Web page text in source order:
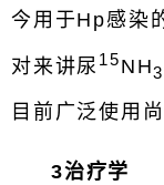
今用于Hp感染
对来讲尿 15NH3
目前广泛使用
3治疗学